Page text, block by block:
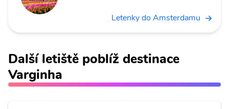
Letenky do Amsterdamu
Další letiště poblíž destinace
Varginha